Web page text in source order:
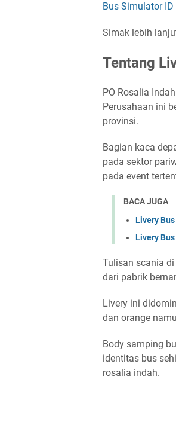
Bus Simulator
Simak lebih
Tentang
PO Rosalia
Perusahaan ini
provinsi.
Bagian kaca
pada sektor
pada event
BACA JUGA
Livery
Livery
Tulisan scania
dari pabrik
Livery ini
dan orange
Body samping
identitas bus
rosalia indah.